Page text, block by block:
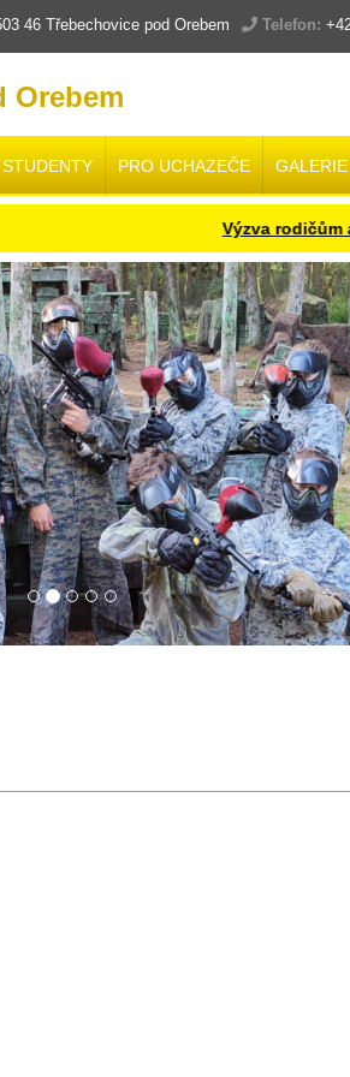
46 Třebechovice pod Orebem Telefon:
Orebem
PRO UCHAZEČE GALERIE
Výzva rodičům a